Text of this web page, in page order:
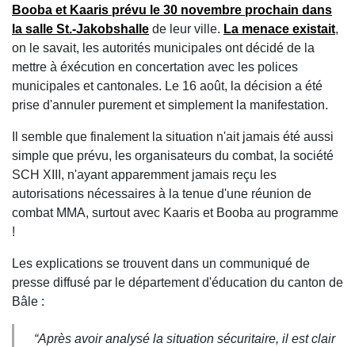
Booba et Kaaris prévu le 30 novembre prochain dans
la salle St.-Jakobshalle de leur ville. La menace existait,
on le savait, les autorités municipales ont décidé de la
mettre à éxécution en concertation avec les polices
municipales et cantonales. Le 16 août, la décision a été
prise d'annuler purement et simplement la manifestation.
Il semble que finalement la situation n'ait jamais été aussi
simple que prévu, les organisateurs du combat, la société
SCH XIII, n'ayant apparemment jamais reçu les
autorisations nécessaires à la tenue d'une réunion de
combat MMA, surtout avec Kaaris et Booba au programme
!
Les explications se trouvent dans un communiqué de
presse diffusé par le département d'éducation du canton de
Bâle :
“Après avoir analysé la situation sécuritaire, il est clair